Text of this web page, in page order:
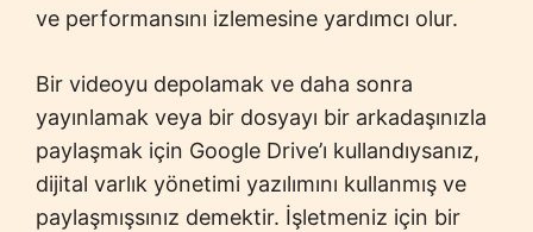
ve performansını izlemesine yardımcı olur.
Bir videoyu depolamak ve daha sonra
yayınlamak veya bir dosyayı bir arkadaşınızla
paylaşmak için Google Drive’ı kullandıysanız,
dijital varlık yönetimi yazılımını kullanmış ve
paylaşmışsınız demektir. İşletmeniz için bir